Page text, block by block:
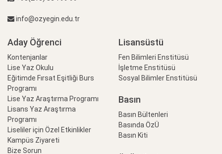
info@ozyegin.edu.tr
Aday Öğrenci
Kontenjanlar
Lise Yaz Okulu
Eğitimde Fırsat Eşitliği Burs
Programı
Lise Yaz Araştırma Programı
Lisans Yaz Araştırma
Programı
Liseliler için Özel Etkinlikler
Kampüs Ziyareti
Bize Sorun
Lisansüstü
Fen Bilimleri Enstitüsü
İşletme Enstitüsü
Sosyal Bilimler Enstitüsü
Basın
Basın Bültenleri
Basında ÖzÜ
Basın Kiti